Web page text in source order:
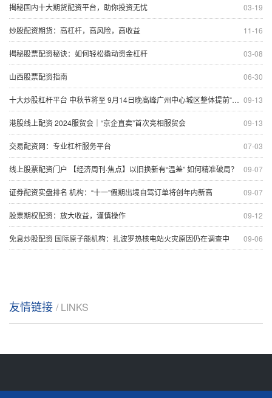
03-19
揭秘国内十大期货配资平台，助你投资无忧
11-16
炒股配资期货：高杠杆，高风险，高收益
03-08
揭秘股票配资秘诀：如何轻松撬动资金杠杆
06-30
山西股票配资指南
09-13
十大炒股杠杆平台 中秋节将至 9月14日晚高峰广州中心城区整体提前“中度拥堵”
09-13
港股线上配资 2024服贸会｜“京企直卖”首次亮相服贸会
07-03
交易配资网：专业杠杆服务平台
09-07
线上股票配资门户 【经济周刊·焦点】以旧换新有“温差” 如何精准破局？
09-07
证券配资实盘排名 机构：“十一”假期出境自驾订单将创年内新高
09-12
股票期权配资：放大收益，谨慎操作
09-06
免息炒股配资 国际原子能机构：扎波罗热核电站火灾原因仍在调查中
友情链接 / LINKS